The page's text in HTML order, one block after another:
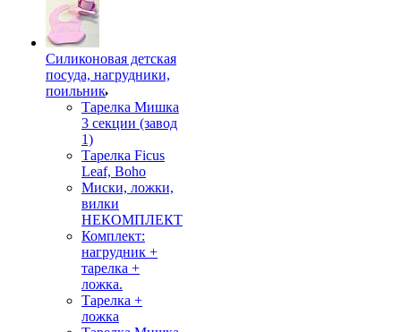
Силиконовая детская
посуда, нагрудники,
поильник
Тарелка Мишка
3 секции (завод
1)
Тарелка Ficus
Leaf, Boho
Миски, ложки,
вилки
НЕКОМПЛЕКТ
Комплект:
нагрудник +
тарелка +
ложка.
Тарелка +
ложка